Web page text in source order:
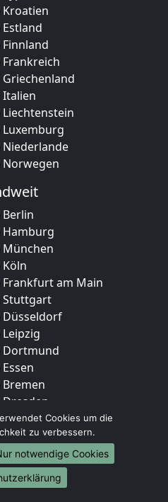
Kroatien
Italien
Luxemburg
Niederlande
Norwegen
Hamburg
München
Frankfurt am Main
Stuttgart
Düsseldorf
Dortmund
Hannover
Nürnberg
Duisburg
Bochum
Wuppertal
Cookies um die
zu verbessern.
notwendige Cookies